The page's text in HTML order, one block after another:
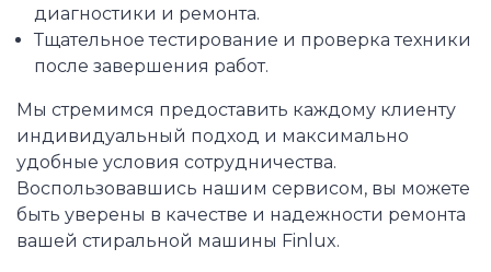
диагностики и ремонта.
Тщательное тестирование и проверка техники
после завершения работ.
Мы стремимся предоставить каждому клиенту
индивидуальный подход и максимально
удобные условия сотрудничества.
Воспользовавшись нашим сервисом, вы можете
быть уверены в качестве и надежности ремонта
вашей стиральной машины Finlux.